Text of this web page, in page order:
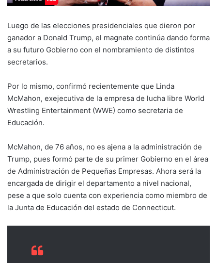
Luego de las elecciones presidenciales que dieron por
ganador a Donald Trump, el magnate continúa dando forma
a su futuro Gobierno con el nombramiento de distintos
secretarios.
Por lo mismo, confirmó recientemente que Linda
McMahon, exejecutiva de la empresa de lucha libre World
Wrestling Entertainment (WWE) como secretaria de
Educación.
McMahon, de 76 años, no es ajena a la administración de
Trump, pues formó parte de su primer Gobierno en el área
de Administración de Pequeñas Empresas. Ahora será la
encargada de dirigir el departamento a nivel nacional,
pese a que solo cuenta con experiencia como miembro de
la Junta de Educación del estado de Connecticut.